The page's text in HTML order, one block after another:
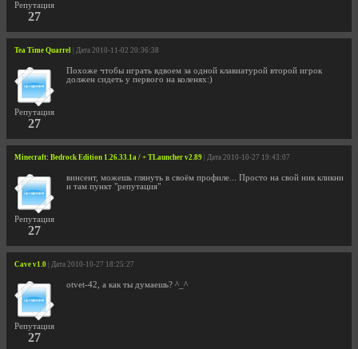
Репутация
27
Tea Time Quarrel | Дата 2010-11-02 20:36:38
Репутация
27
Похоже чтобы играть вдвоем за одной клавиатурой второй игрок
должен сидеть у первого на коленях:)
Minecraft: Bedrock Edition 1.26.33.1a / + TLauncher v2.89 | Дата 2010-10-27 19:43:07
Репутация
27
винсент, можешь глянуть в своём профиле... Просто на свой ник кликни
и там пункт "репутация"
Cave v1.0 | Дата 2010-10-27 18:25:27
Репутация
27
otvet-42, а как ты думаешь? ^_^